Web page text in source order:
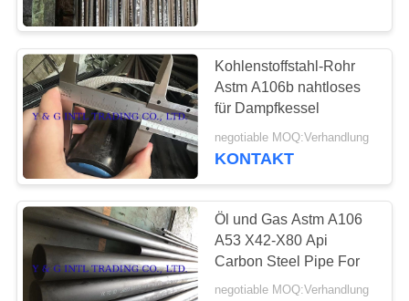
Platte
Installationen und
Flansche
Kohlenstoffstahl-Rohr
Astm A106b nahtloses
für Dampfkessel
negotiable MOQ:Verhandlung
KONTAKT
Öl und Gas Astm A106
A53 X42-X80 Api
Carbon Steel Pipe For
negotiable MOQ:Verhandlung